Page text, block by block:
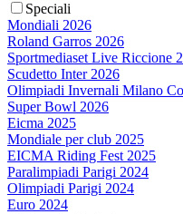
Speciali
Mondiali 2026
Roland Garros 2026
Sportmediaset Live Riccione
Scudetto Inter 2026
Olimpiadi Invernali Milano
Super Bowl 2026
Eicma 2025
Mondiale per club 2025
EICMA Riding Fest 2025
Paralimpiadi Parigi 2024
Olimpiadi Parigi 2024
Euro 2024